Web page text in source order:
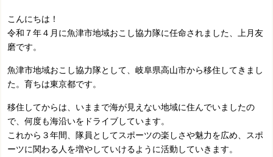
こんにちは！
令和７年４月に魚津市地域おこし協力隊に任命されました、上月友
磨です。
魚津市地域おこし協力隊として、岐阜県高山市から移住してきまし
た。育ちは東京都です。
移住してからは、いままで海が見えない地域に住んでいましたの
で、何度も海沿いをドライブしています。
これから３年間、隊員としてスポーツの楽しさや魅力を広め、スポ
ーツに関わる人を増やしていけるように活動していきます。